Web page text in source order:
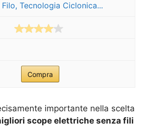
Filo, Tecnologia Ciclonica...
Compra
importante nella scelta
scope elettriche senza fili